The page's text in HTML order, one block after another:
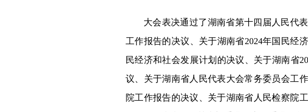
大会表决通过了湖南省第十四届人民代
工作报告的决议、关于湖南省2024年国民经
民经济和社会发展计划的决议、关于湖南省
议、关于湖南省人民代表大会常务委员会工
院工作报告的决议、关于湖南省人民检察院